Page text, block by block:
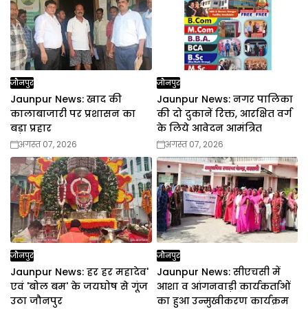
जौनपुर
Jaunpur News: खाद की
कालाबाजारी पर प्रशासन का
बड़ा प्रहार
अगस्त 07, 2026
जौनपुर
Jaunpur News: नगर पालिका
की दो दुकानें रिक्त, आरक्षित वर्ग
के लिये आवेदन आमंत्रित
अगस्त 07, 2026
जौनपुर
Jaunpur News: हर हर महादेव'
एवं 'बोल बम' के जयघोष से गूंज
उठा जौनपुर
जौनपुर
Jaunpur News: सीएचसी में
आशा व आंगनवाड़ी कार्यकर्ताओं
का हुआ उन्मुखीकरण कार्यक्रम